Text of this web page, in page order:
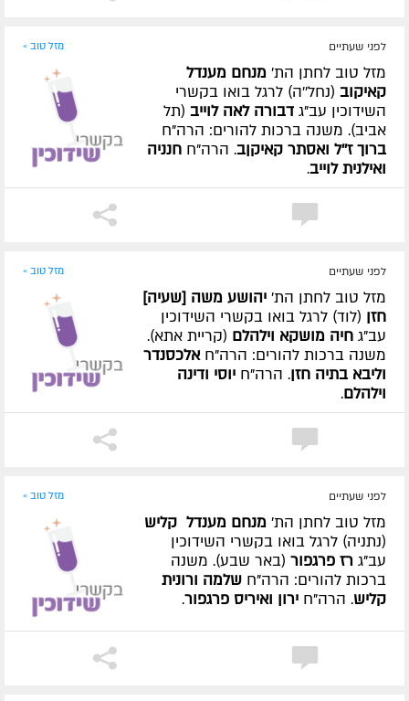
לפני שעתיים מזל טוב »
מזל טוב לחתן הת' מנחם מענדל
קאיקוב (נחל''ה) לרגל בואו בקשרי
השידוכין עב"ג דבורה לאה לוייב (תל
אביב). משנה ברכות להורים: הרה"ח
ברוך ז''ל ואסתר קאיקןב. הרה"ח חנניה
ואילנית לוייב.
לפני שעתיים מזל טוב »
מזל טוב לחתן הת' יהושע משה [שעיה]
חזן (לוד) לרגל בואו בקשרי השידוכין
עב"ג חיה מושקא וילהלם (קריית אתא).
משנה ברכות להורים: הרה"חאלכסנדר
וליבא בתיה חזן. הרה"ח יוסי ודינה
וילהלם.
לפני שעתיים מזל טוב »
מזל טוב לחתן הת' מנחם מענדל קליש
(נתניה) לרגל בואו בקשרי השידוכין
עב"ג רז פרגפור (באר שבע). משנה
ברכות להורים: הרה"ח שלמה ורונית
קליש. הרה"ח ירון ואיריס פרגפור.